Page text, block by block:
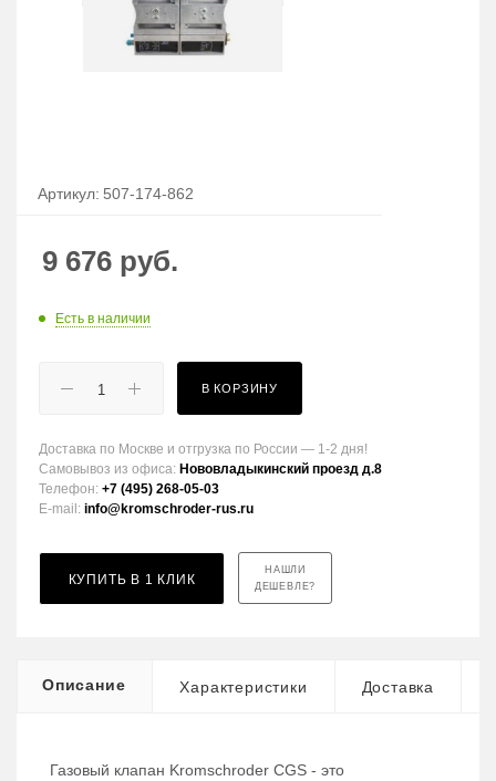
Артикул: 507-174-862
9 676 руб.
Есть в наличии
В КОРЗИНУ
Доставка по Москве и отгрузка по России — 1-2 дня!
Самовывоз из офиса: Нововладыкинский проезд д.8
Телефон: +7 (495) 268-05-03
E-mail: info@kromschroder-rus.ru
КУПИТЬ В 1 КЛИК
НАШЛИ
ДЕШЕВЛЕ?
Описание Характеристики Доставка
Газовый клапан Kromschroder CGS - это